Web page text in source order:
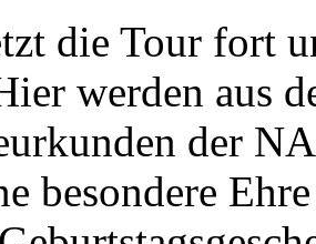
die Tour fort
werden aus
der
besondere